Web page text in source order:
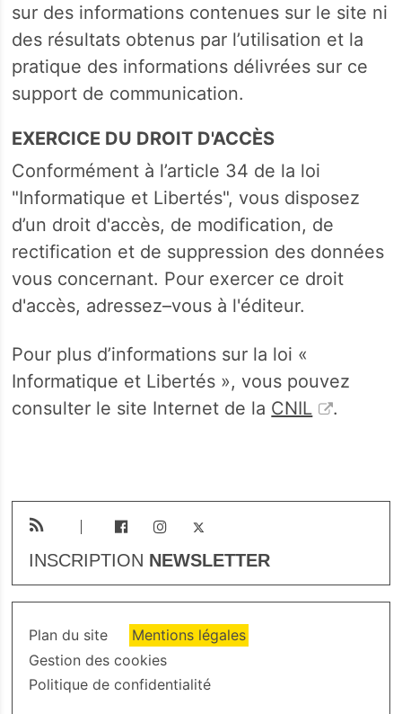
sur des informations contenues sur le site ni
des résultats obtenus par l’utilisation et la
pratique des informations délivrées sur ce
support de communication.
EXERCICE DU DROIT D'ACCÈS
Conformément à l’article 34 de la loi
"Informatique et Libertés", vous disposez
d’un droit d'accès, de modification, de
rectification et de suppression des données
vous concernant. Pour exercer ce droit
d'accès, adressez–vous à l'éditeur.
Pour plus d’informations sur la loi «
Informatique et Libertés », vous pouvez
consulter le site Internet de la CNIL .
INSCRIPTION NEWSLETTER
Plan du site
Mentions légales
Gestion des cookies
Politique de confidentialité